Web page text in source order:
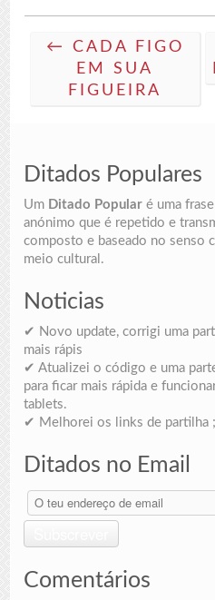
← CADA FIGO
EM SUA
FIGUEIRA
Ditados Populares
Um Ditado Popular é uma
anónimo que é repetido e
composto e baseado no senso
meio cultural.
Noticias
✔ Novo update, corrigi uma
mais rápis
✔ Atualizei o código e uma
para ficar mais rápida e
tablets.
✔ Melhorei os links de partilha
Ditados no Email
O
teu
de
email
Comentários